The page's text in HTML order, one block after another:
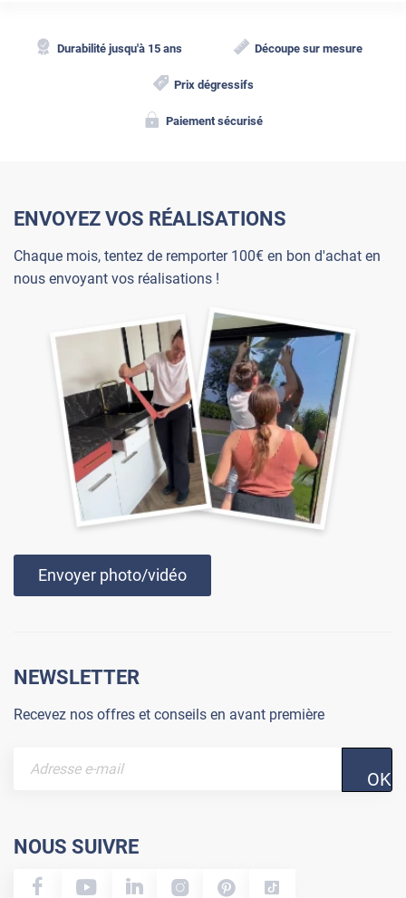
Durabilité jusqu'à 15 ans Découpe sur mesure
Prix dégressifs
Paiement sécurisé
ENVOYEZ VOS RÉALISATIONS
Chaque mois, tentez de remporter 100€ en bon d'achat en
nous envoyant vos réalisations !
Envoyer photo/vidéo
NEWSLETTER
Recevez nos offres et conseils en avant première
OK
NOUS SUIVRE